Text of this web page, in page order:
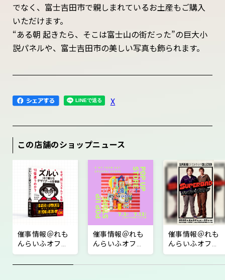
でなく、富士吉田市で親しまれているお土産もご購入
いただけます。
“ある朝 起きたら、そこは富士山の街だった”の巨大小
説パネルや、富士吉田市の美しい写真も飾られます。
X
この店舗のショップニュース
催事情報＠れも
んらいふオフィ
ス前特設会場
【書籍『ズルい
催事情報＠れも
んらいふオフィ
ス前特設会場
【O' MY YEAH GET
催事情報＠れも
んらいふオフィ
ス前特設会場
【『SUPERBAD』